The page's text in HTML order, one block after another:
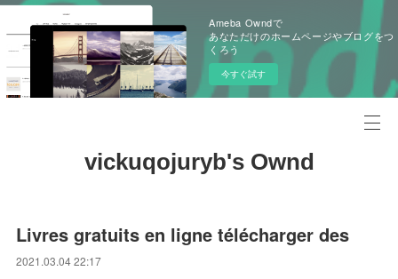
Ameba Owndで
あなただけのホームページやブログをつ
くろう
今すぐ試す
vickuqojuryb's Ownd
Livres gratuits en ligne télécharger des
2021.03.04 22:17